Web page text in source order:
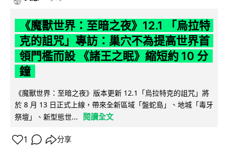
《魔獸世界：至暗之夜》12.1 「烏拉特
克的詛咒」專訪：巢穴不為提高世界首
領門檻而設 《諸王之眠》縮短約 10 分
鐘
《魔獸世界：至暗之夜》版本更新 12.1「烏拉特克的詛咒」將
於 8 月 13 日正式上線，帶來全新區域「盤蛇島」、地城「毒牙
祭壇」、新型態世...
閱讀全文
1 分享